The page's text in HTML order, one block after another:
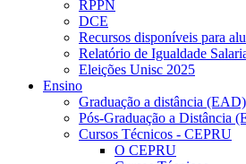
RPPN
DCE
Recursos disponíveis para
Relatório de Igualdade
Eleições Unisc 2025
Ensino
Graduação a distância (EAD)
Pós-Graduação a Distância
Cursos Técnicos - CEPRU
O CEPRU